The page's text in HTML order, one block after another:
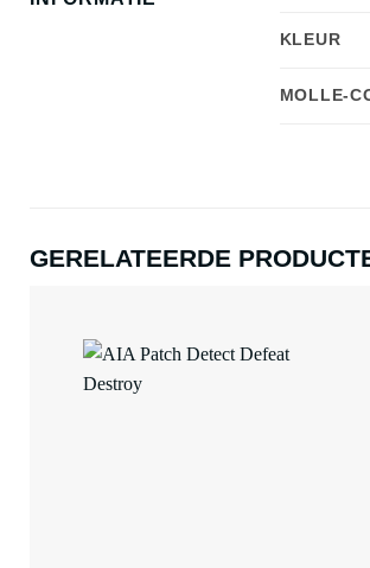
KLEUR
MOLLE-
GERELATEERDE